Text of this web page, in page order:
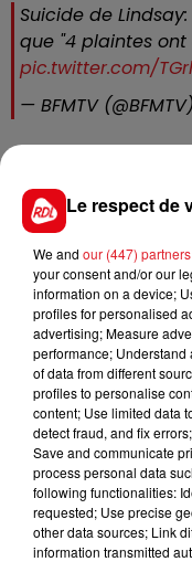
Suicide de
que "4 plaintes
pic.twitter.com/
— BFMTV (@BFMTV)
Ces plaintes
l'académie de Lille,
première plainte et
Cinq personnes
mineurs et un
En visite dans le
matin, le porte-
Selon lui, la
urgence absolue".
enfants”mais aussi
a déclaré Olivier
Lutter contre le
urgence absolue"
pic.twitter.com/
Le respect de
We and our (447) partners
your consent and/or our
information on a device;
profiles for personalised
advertising; Measure
performance;
of data from different
profiles to personalise
content; Use limited data
detect fraud, and fix
Save and communicate
process personal data
following functionalities:
requested; Use precise
other data sources; Link
information transmitted